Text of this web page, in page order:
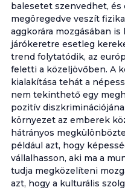
balesetet szenvedhet, és
megöregedve veszít
aggkorára mozgásában
járókeretre esetleg
trend folytatódik, az
feletti a közeljövőben. A
kialakítása tehát a
nem tekinthető egy
pozitív
környezet az emberek
hátrányos
például azt, hogy
vállalhasson, aki ma a
tudja megközelíteni
azt, hogy a kulturális